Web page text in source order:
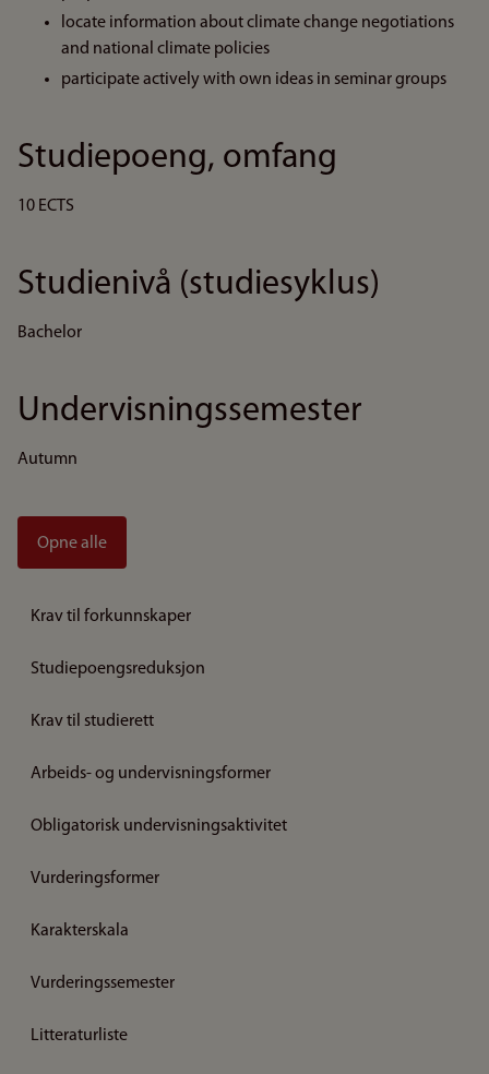
locate information about climate change negotiations
and national climate policies
participate actively with own ideas in seminar groups
Studiepoeng, omfang
10 ECTS
Studienivå (studiesyklus)
Bachelor
Undervisningssemester
Autumn
Opne alle
Krav til forkunnskaper
Studiepoengsreduksjon
Krav til studierett
Arbeids- og undervisningsformer
Obligatorisk undervisningsaktivitet
Vurderingsformer
Karakterskala
Vurderingssemester
Litteraturliste